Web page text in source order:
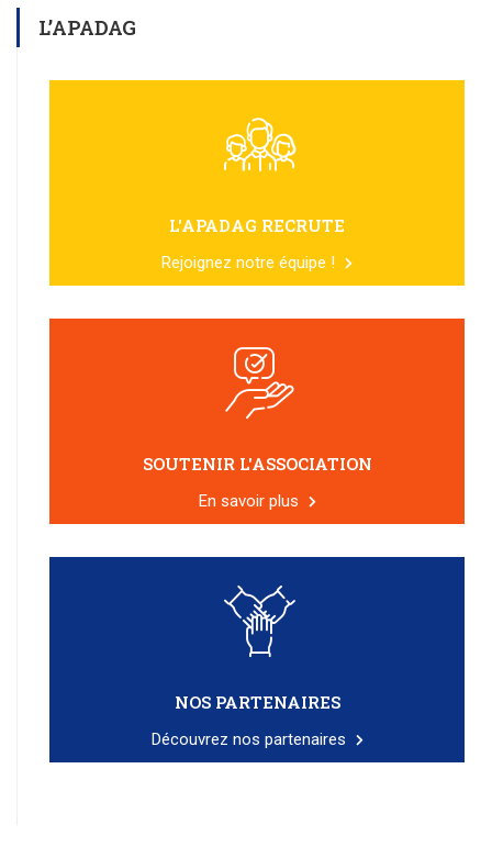
L’APADAG
L'APADAG RECRUTE
Rejoignez notre équipe !
SOUTENIR L'ASSOCIATION
En savoir plus
NOS PARTENAIRES
Découvrez nos partenaires